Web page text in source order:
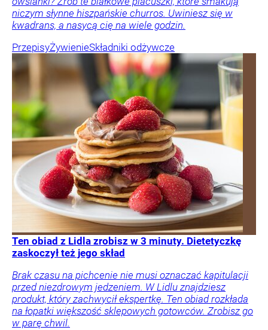
niczym słynne hiszpańskie churros. Uwiniesz się w
kwadrans, a nasycą cię na wiele godzin.
PrzepisyŻywienieSkładniki odżywcze
Ten obiad z Lidla zrobisz w 3 minuty. Dietetyczkę
zaskoczył też jego skład
Brak czasu na pichcenie nie musi oznaczać kapitulacji
przed niezdrowym jedzeniem. W Lidlu znajdziesz
produkt, który zachwycił ekspertkę. Ten obiad rozkłada
na łopatki większość sklepowych gotowców. Zrobisz go
w parę chwil.